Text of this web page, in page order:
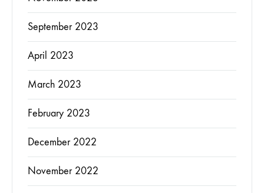
September 2023
April 2023
March 2023
February 2023
December 2022
November 2022